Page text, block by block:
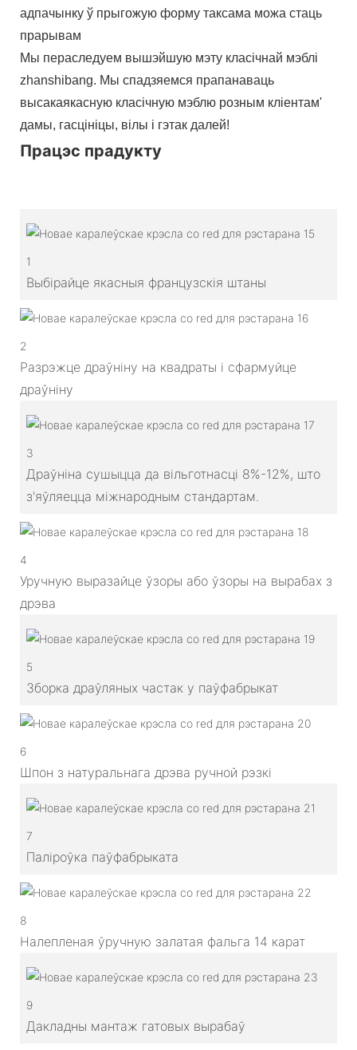
адпачынку ў прыгожую форму таксама можа стаць
прарывам
Мы пераследуем вышэйшую мэту класічнай мэблі
zhanshibang. Мы спадзяемся прапанаваць
высакаякасную класічную мэблю розным кліентам'
дамы, гасцініцы, вілы і гэтак далей!
Працэс прадукту
1
Выбірайце якасныя французскія штаны
2
Разрэжце драўніну на квадраты і сфармуйце
драўніну
3
Драўніна сушыцца да вільготнасці 8%-12%, што
з'яўляецца міжнародным стандартам.
4
Уручную выразайце ўзоры або ўзоры на вырабах з
дрэва
5
Зборка драўляных частак у паўфабрыкат
6
Шпон з натуральнага дрэва ручной рэзкі
7
Паліроўка паўфабрыката
8
Налепленая ўручную залатая фальга 14 карат
9
Дакладны мантаж гатовых вырабаў